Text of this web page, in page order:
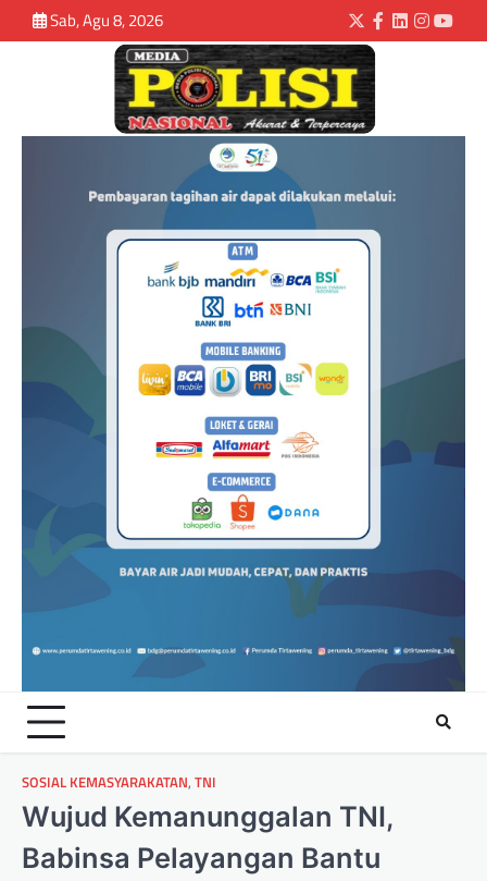
Sab, Agu 8, 2026
SOSIAL KEMASYARAKATAN, TNI
Wujud Kemanunggalan TNI,
Babinsa Pelayangan Bantu